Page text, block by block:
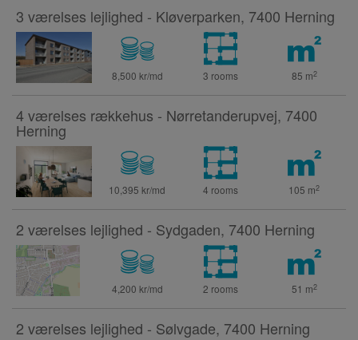
3 værelses lejlighed - Kløverparken, 7400 Herning
8,500 kr/md 3 rooms 85 m2
4 værelses rækkehus - Nørretanderupvej, 7400
Herning
10,395 kr/md 4 rooms 105 m2
2 værelses lejlighed - Sydgaden, 7400 Herning
4,200 kr/md 2 rooms 51 m2
2 værelses lejlighed - Sølvgade, 7400 Herning